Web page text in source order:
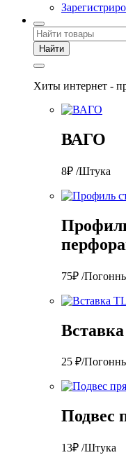
Найти
Хиты интернет -
ВАГО
8₽ /Штука
75₽ /
25 ₽/
Подвес
13₽ /Штука